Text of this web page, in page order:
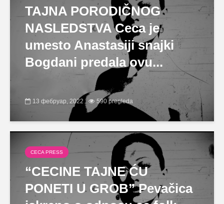
TAJNA PORODIČNOG
NASLEDSTVA Ceca je
umesto Anastasiji snajki
Bogdani predala ovu...
13 фебруар, 2022 590 pregleda
CECA PRESS
“CECINE TAJNE ĆU
PONETI U GROB” Pevačica